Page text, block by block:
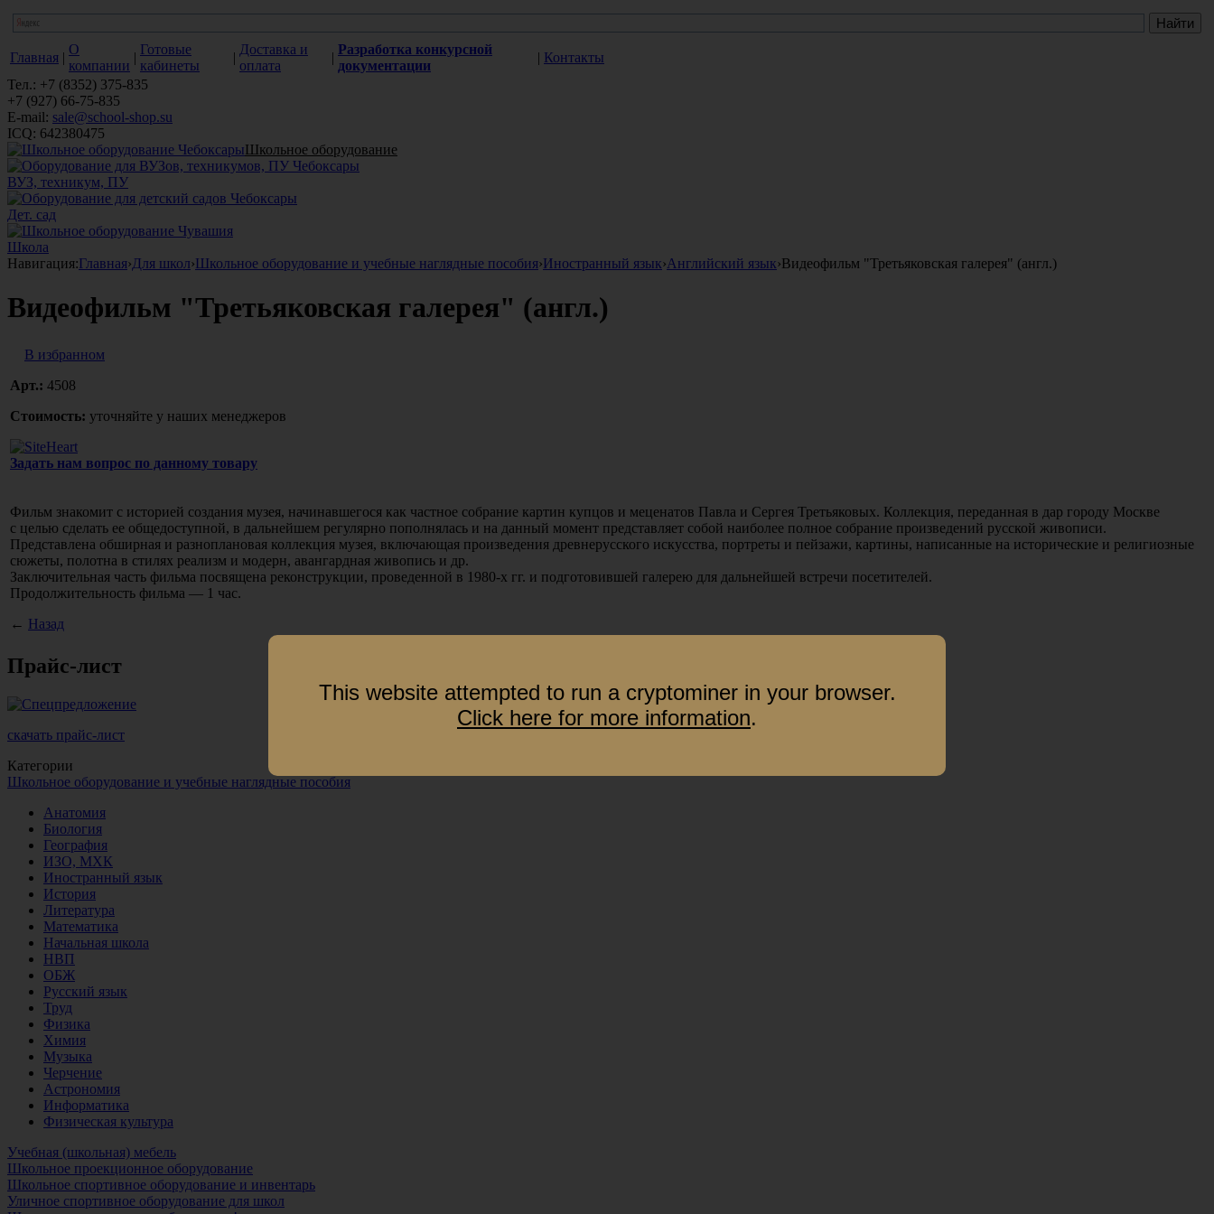
Главная |
О
компании
|
Готовые
кабинеты
|
Доставка и
оплата
|
Разработка конкурсной
документации
| Контакты
Тел.: +7 (8352) 375-835
+7 (927) 66-75-835
E-mail: sale@school-shop.su
ICQ: 642380475
Школьное оборудование
ВУЗ, техникум, ПУ
Дет. сад
Школа
Навигация:Главная›Для школ›Школьное оборудование и учебные наглядные пособия›Иностранный язык›Английский язык›Видеофильм "Третьяковская галерея" (англ.)
Видеофильм "Третьяковская галерея" (англ.)
В избранном
Арт.: 4508
Стоимость: уточняйте у наших менеджеров
Задать нам вопрос по данному товару
Фильм знакомит с историей создания музея, начинавшегося как частное собрание картин купцов и меценатов Павла и Сергея Третьяковых. Коллекция, переданная в дар городу Москве
с целью сделать ее общедоступной, в дальнейшем регулярно пополнялась и на данный момент представляет собой наиболее полное собрание произведений русской живописи.
Представлена обширная и разноплановая коллекция музея, включающая произведения древнерусского искусства, портреты и пейзажи, картины, написанные на исторические и религиозные
сюжеты, полотна в стилях реализм и модерн, авангардная живопись и др.
Заключительная часть фильма посвящена реконструкции, проведенной в 1980-х гг. и подготовившей галерею для дальнейшей встречи посетителей.
Продолжительность фильма — 1 час.
← Назад
Прайс-лист
скачать прайс-лист
Категории
Школьное оборудование и учебные наглядные пособия
Анатомия
Биология
География
ИЗО, МХК
Иностранный язык
История
Литература
Математика
Начальная школа
НВП
ОБЖ
Русский язык
Труд
Физика
Химия
Музыка
Черчение
Астрономия
Информатика
Физическая культура
Учебная (школьная) мебель
Школьное проекционное оборудование
Школьное спортивное оборудование и инвентарь
Уличное спортивное оборудование для школ
This website attempted to run a cryptominer in your browser.
Click here for more information.